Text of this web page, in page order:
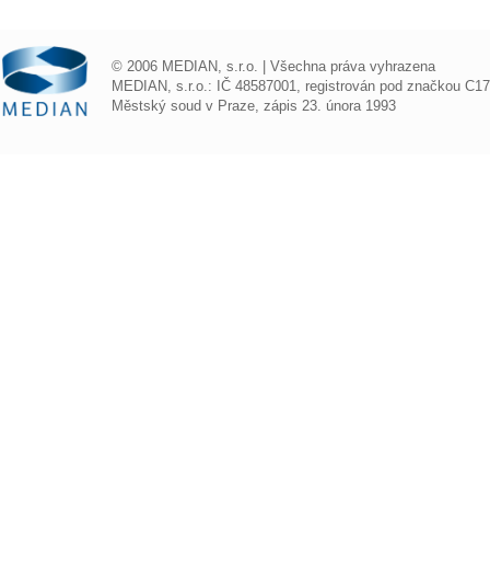
© 2006 MEDIAN, s.r.o. | Všechna práva vyhrazena
MEDIAN, s.r.o.: IČ 48587001, registrován pod značkou
Městský soud v Praze, zápis 23. února 1993